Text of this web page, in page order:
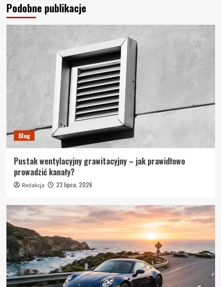
Podobne publikacje
Blog
Pustak wentylacyjny grawitacyjny – jak prawidłowo
prowadzić kanały?
Redakcja 23 lipca, 2026